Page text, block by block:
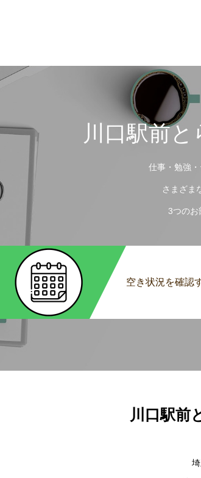
川口駅前
仕事・勉強
さまざま
3つのお
空き状況を確認
川口駅前